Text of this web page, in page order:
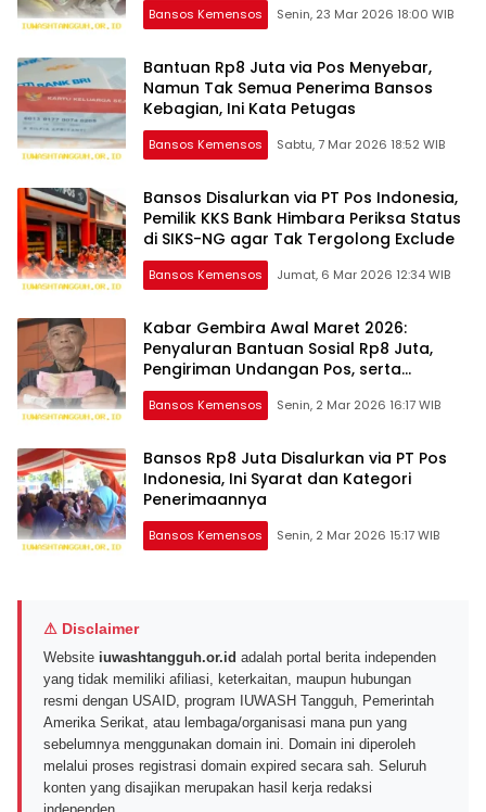
Bansos Kemensos Senin, 23 Mar 2026 18:00 WIB
Bantuan Rp8 Juta via Pos Menyebar,
Namun Tak Semua Penerima Bansos
Kebagian, Ini Kata Petugas
Bansos Kemensos Sabtu, 7 Mar 2026 18:52 WIB
Bansos Disalurkan via PT Pos Indonesia,
Pemilik KKS Bank Himbara Periksa Status
di SIKS-NG agar Tak Tergolong Exclude
Bansos Kemensos Jumat, 6 Mar 2026 12:34 WIB
Kabar Gembira Awal Maret 2026:
Penyaluran Bantuan Sosial Rp8 Juta,
Pengiriman Undangan Pos, serta
Penjelasan Terkait Data Desil
Masyarakat
Bansos Kemensos Senin, 2 Mar 2026 16:17 WIB
Bansos Rp8 Juta Disalurkan via PT Pos
Indonesia, Ini Syarat dan Kategori
Penerimaannya
Bansos Kemensos Senin, 2 Mar 2026 15:17 WIB
⚠ Disclaimer
Website iuwashtangguh.or.id adalah portal berita independen
yang tidak memiliki afiliasi, keterkaitan, maupun hubungan
resmi dengan USAID, program IUWASH Tangguh, Pemerintah
Amerika Serikat, atau lembaga/organisasi mana pun yang
sebelumnya menggunakan domain ini. Domain ini diperoleh
melalui proses registrasi domain expired secara sah. Seluruh
konten yang disajikan merupakan hasil kerja redaksi